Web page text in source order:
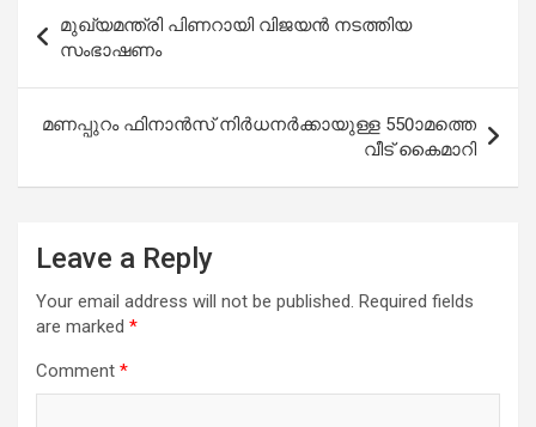
navigation
മുഖ്യമന്ത്രി പിണറായി വിജയൻ നടത്തിയ
സംഭാഷണം
മണപ്പുറം ഫിനാന്‍സ് നിര്‍ധനര്‍ക്കായുള്ള 550ാമത്തെ
വീട് കൈമാറി
Leave a Reply
Your email address will not be published. Required fields
are marked *
Comment *